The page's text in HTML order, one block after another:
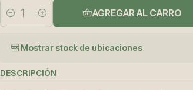
Cantidad
AGREGAR AL CARRO
Mostrar stock de ubicaciones
DESCRIPCIÓN